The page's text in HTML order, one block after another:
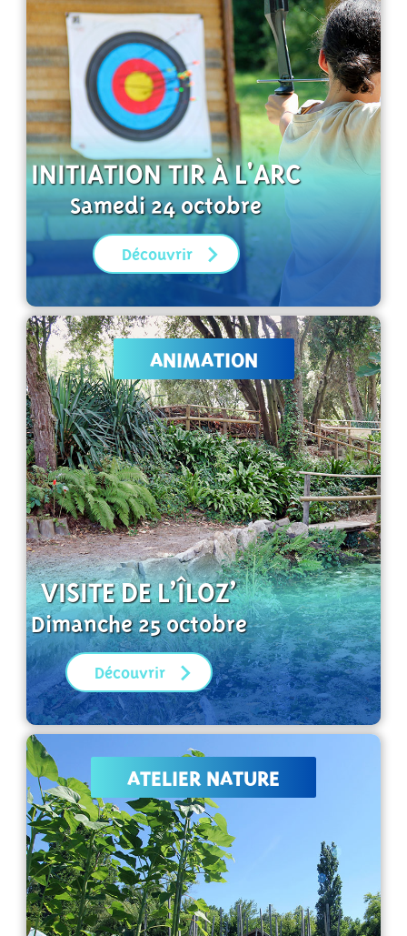
INITIATION TIR À L'ARC
Samedi 24 octobre
Découvrir
ANIMATION
VISITE DE L’ÎLOZ’
Dimanche 25 octobre
Découvrir
ATELIER NATURE